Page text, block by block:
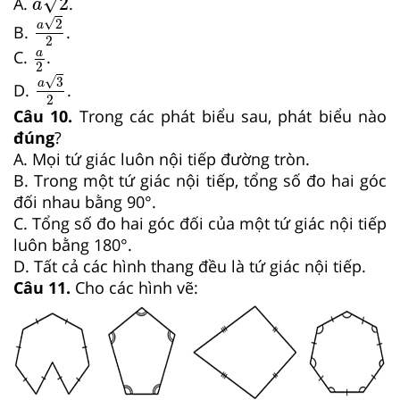
a
B.
a√2
2
a22
.
C.
a
2
a2
.
D.
a√3
2
a 32
.
Câu 10. Trong các phát biểu sau, phát biểu nào
đúng?
A. Mọi tứ giác luôn nội tiếp đường tròn.
B. Trong một tứ giác nội tiếp, tổng số đo hai góc
đối nhau bằng 90°.
C. Tổng số đo hai góc đối của một tứ giác nội tiếp
luôn bằng 180°.
D. Tất cả các hình thang đều là tứ giác nội tiếp.
Câu 11. Cho các hình vẽ: